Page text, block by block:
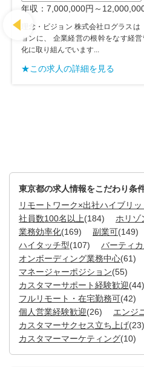
ッシ
と高度
社員数300名以上
ハイタッチ型
年収：6,000,000円～
ラをつくる」をミッション
東京都の求人情報をこだわり条
リモートワーク×出社ハイブリッ
社員数100名以上(184) ホリゾ
業務効率化(169) 副業可(149)
ハイタッチ型(107) バーティ
オンボーディング業務中心(61)
マネージャーポジション(55)
カスタマーサポート経験歓迎(44)
フルリモート・在宅勤務可(42)
個人営業経験歓迎(26) エンジ
カスタマーサクセス立ち上げ(23)
カスタマーマーケティング(10)